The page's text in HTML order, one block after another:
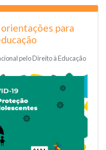
para
pelo Direito à Educação